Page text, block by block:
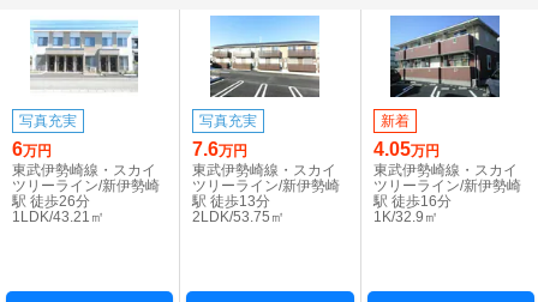
写真充実
6万円
東武伊勢崎線・スカイ
ツリーライン/新伊勢崎
駅 徒歩26分
1LDK/43.21㎡
写真充実
7.6万円
東武伊勢崎線・スカイ
ツリーライン/新伊勢崎
駅 徒歩13分
2LDK/53.75㎡
新着
4.05万円
東武伊勢崎線・スカイ
ツリーライン/新伊勢崎
駅 徒歩16分
1K/32.9㎡